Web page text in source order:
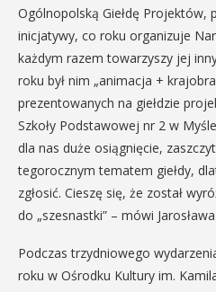
Ogólnopolską Giełdę Projektów,
inicjatywy, co roku organizuje
każdym razem towarzyszy jej
roku był nim „animacja +
prezentowanych na giełdzie
Szkoły Podstawowej nr 2 w
dla nas duże osiągnięcie,
tegorocznym tematem giełdy,
zgłosić. Cieszę się, że został
do „szesnastki” – mówi Jarosława
Podczas trzydniowego
roku w Ośrodku Kultury im.